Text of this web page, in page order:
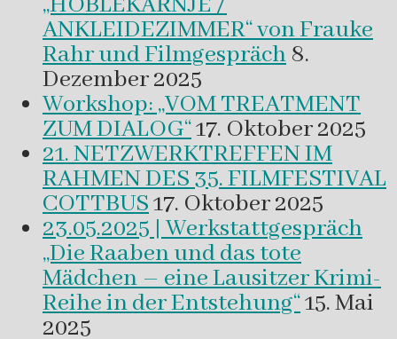
ANKLEIDEZIMMER“ von Frauke
Rahr und Filmgespräch 8.
Dezember 2025
Workshop: „VOM TREATMENT
ZUM DIALOG“17. Oktober 2025
21. NETZWERKTREFFEN IM
RAHMEN DES 35. FILMFESTIVAL
COTTBUS17. Oktober 2025
23.05.2025 | Werkstattgespräch
„Die Raaben und das tote
Mädchen – eine Lausitzer Krimi-
Reihe in der Entstehung“15. Mai
2025